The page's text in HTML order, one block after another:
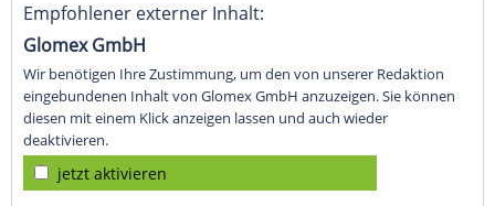
Empfohlener externer Inhalt:
Glomex GmbH
Wir benötigen Ihre Zustimmung, um den von unserer Redaktion
eingebundenen Inhalt von Glomex GmbH anzuzeigen. Sie können
diesen mit einem Klick anzeigen lassen und auch wieder
deaktivieren.
jetzt aktivieren